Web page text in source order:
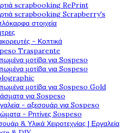
scrapbooking RePrint
scrapbooking Scrapberry's
στοιχεία
- Κοπτικά
Trasparente
μοτίβα για Sospeso
μοτίβα για Sospeso
μοτίβα για Sospeso Gold
για Sospeso
- αξεσουάρ για Sospeso
- Ρητίνες Sospeso
& Υλικά Χειροτεχνίας | Εργαλεία